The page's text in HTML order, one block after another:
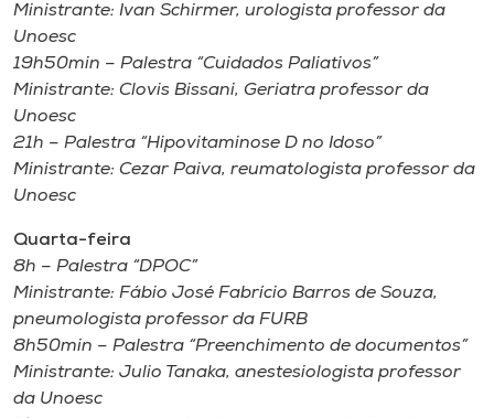
Ministrante: Ivan Schirmer, urologista professor da
Unoesc
19h50min – Palestra “Cuidados Paliativos”
Ministrante: Clovis Bissani, Geriatra professor da
Unoesc
21h – Palestra “Hipovitaminose D no Idoso”
Ministrante: Cezar Paiva, reumatologista professor da
Unoesc
Quarta-feira
8h – Palestra “DPOC”
Ministrante: Fábio José Fabrício Barros de Souza,
pneumologista professor da FURB
8h50min – Palestra “Preenchimento de documentos”
Ministrante: Julio Tanaka, anestesiologista professor
da Unoesc